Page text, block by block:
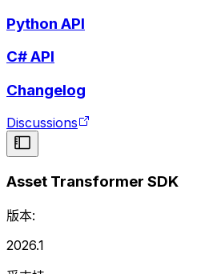
Python API
C# API
Changelog
Discussions
Asset Transformer SDK
版本:
2026.1